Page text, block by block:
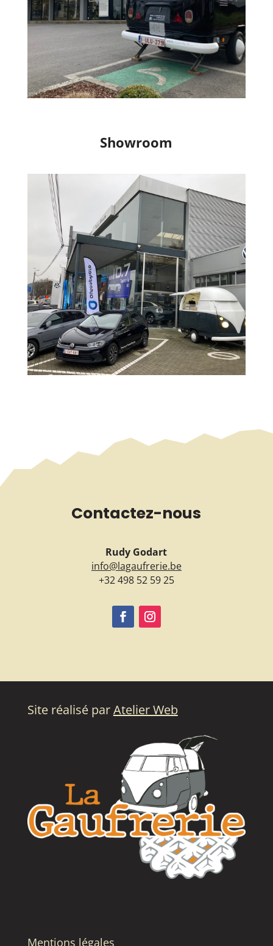
Showroom
Contactez-nous
Rudy Godart
info@lagaufrerie.be
+32 498 52 59 25
Site réalisé parAtelier Web
Mentions légales